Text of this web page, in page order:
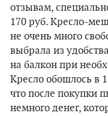
отзывам,
170 руб. Кресло-
не очень много
выбрала из
на балкон при
Кресло обошлось в
что после покупки
немного денег,